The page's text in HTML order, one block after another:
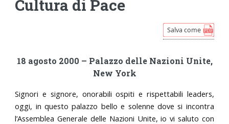
Cultura di Pace
18 agosto 2000 – Palazzo delle Nazioni Unite,
New York
Signori e signore, onorabili ospiti e rispettabili leaders,
oggi, in questo palazzo bello e solenne dove si incontra
l’Assemblea Generale delle Nazioni Unite, io vi saluto con